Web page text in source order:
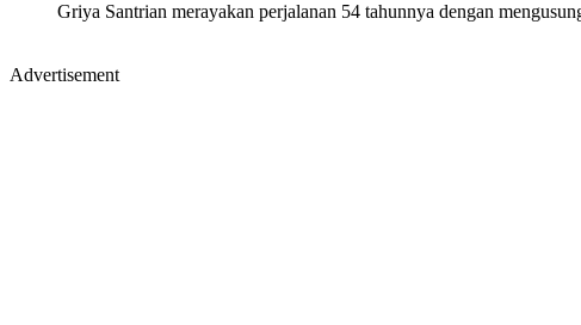
Griya Santrian merayakan perjalanan 54 tahunnya dengan
Advertisement